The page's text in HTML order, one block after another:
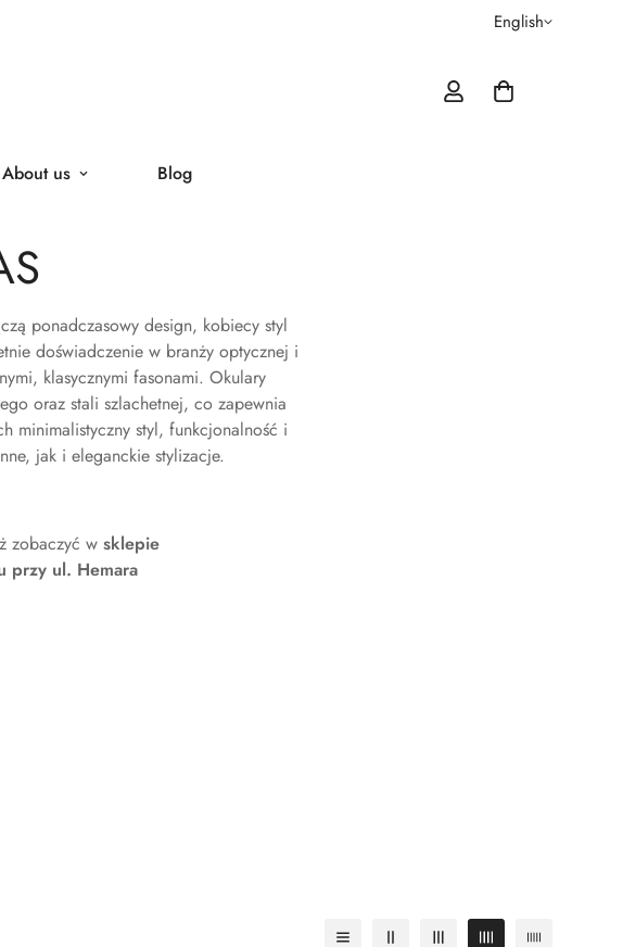
English
About us Blog
ponadczasowy design, kobiecy styl
doświadczenie w branży optycznej i
klasycznymi fasonami. Okulary
oraz stali szlachetnej, co zapewnia
minimalistyczny styl, funkcjonalność i
jak i eleganckie stylizacje.
zobaczyć w sklepie
przy ul. Hemara